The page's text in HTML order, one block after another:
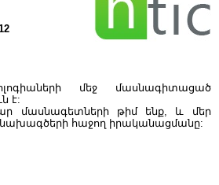
մեջ մասնագիտացած
է:
մասնագետների թիմ ենք, և մեր
հաջող իրականացմանը: